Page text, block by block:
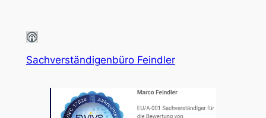
Sachverständigenbüro Feindler